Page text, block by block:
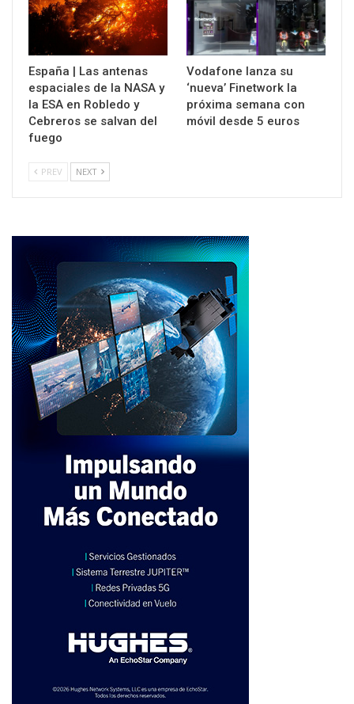
España | Las antenas
espaciales de la NASA y
la ESA en Robledo y
Cebreros se salvan del
fuego
Vodafone lanza su
‘nueva’ Finetwork la
próxima semana con
móvil desde 5 euros
PREV NEXT